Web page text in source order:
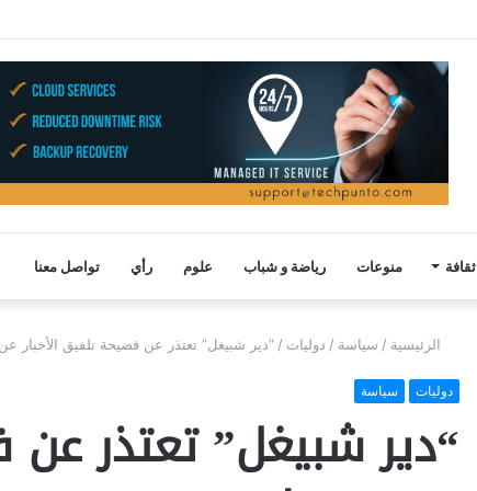
ثقافة منوعات رياضة و شباب علوم رأي تواصل معنا
الرئيسية / سياسة / دوليات / “دير شبيغل” تعتذر عن فضيحة تلفيق الأخبار
دوليات سياسة
“دير شبيغل” تعتذر عن